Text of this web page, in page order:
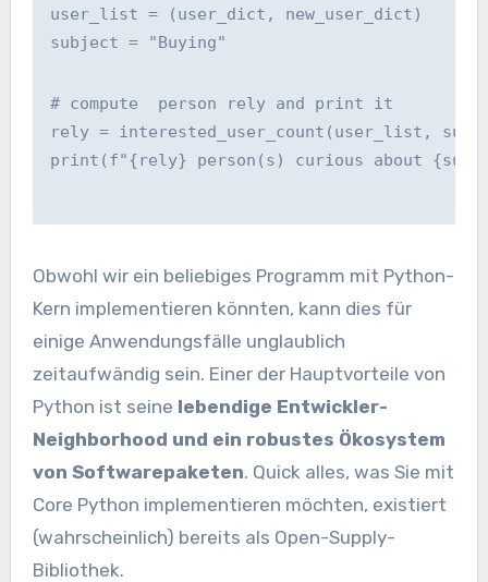
user_list = (user_dict, new_user_dict)
subject = "Buying"
# compute  person rely and print it
rely = interested_user_count(user_list,
print(f"{rely} person(s) curious about
Obwohl wir ein beliebiges Programm mit Python-
Kern implementieren könnten, kann dies für
einige Anwendungsfälle unglaublich
zeitaufwändig sein. Einer der Hauptvorteile von
Python ist seine lebendige Entwickler-
Neighborhood und ein robustes Ökosystem
von Softwarepaketen. Quick alles, was Sie mit
Core Python implementieren möchten, existiert
(wahrscheinlich) bereits als Open-Supply-
Bibliothek.